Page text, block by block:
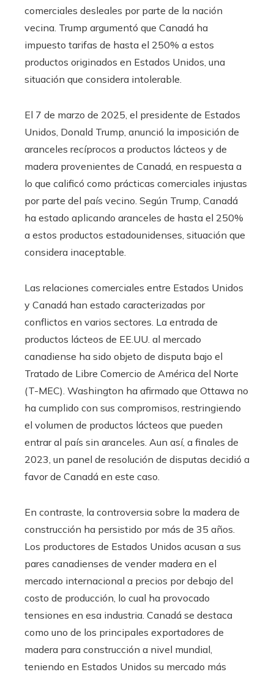
comerciales desleales por parte de la nación
vecina. Trump argumentó que Canadá ha
impuesto tarifas de hasta el 250% a estos
productos originados en Estados Unidos, una
situación que considera intolerable.
​El 7 de marzo de 2025, el presidente de Estados
Unidos, Donald Trump, anunció la imposición de
aranceles recíprocos a productos lácteos y de
madera provenientes de Canadá, en respuesta a
lo que calificó como prácticas comerciales injustas
por parte del país vecino. Según Trump, Canadá
ha estado aplicando aranceles de hasta el 250%
a estos productos estadounidenses, situación que
considera inaceptable. ​
Las relaciones comerciales entre Estados Unidos
y Canadá han estado caracterizadas por
conflictos en varios sectores. La entrada de
productos lácteos de EE.UU. al mercado
canadiense ha sido objeto de disputa bajo el
Tratado de Libre Comercio de América del Norte
(T-MEC). Washington ha afirmado que Ottawa no
ha cumplido con sus compromisos, restringiendo
el volumen de productos lácteos que pueden
entrar al país sin aranceles. Aun así, a finales de
2023, un panel de resolución de disputas decidió a
favor de Canadá en este caso.
En contraste, la controversia sobre la madera de
construcción ha persistido por más de 35 años.
Los productores de Estados Unidos acusan a sus
pares canadienses de vender madera en el
mercado internacional a precios por debajo del
costo de producción, lo cual ha provocado
tensiones en esa industria. Canadá se destaca
como uno de los principales exportadores de
madera para construcción a nivel mundial,
teniendo en Estados Unidos su mercado más